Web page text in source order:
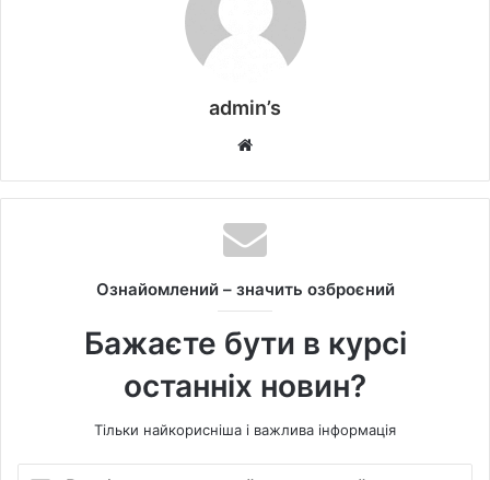
admin’s
b
s
i
e
Ознайомлений – значить озброєний
Бажаєте бути в курсі
останніх новин?
Тільки найкорисніша і важлива інформація